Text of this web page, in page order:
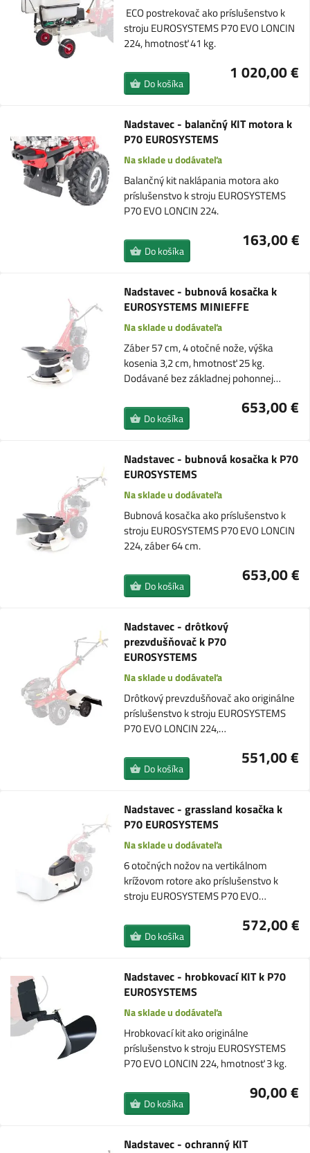
ECO postrekovač ako príslušenstvo k
stroju EUROSYSTEMS P70 EVO LONCIN
224, hmotnosť 41 kg.
1 020,00 €
Do košíka
Nadstavec - balančný KIT motora k
P70 EUROSYSTEMS
Na sklade u dodávateľa
Balančný kit naklápania motora ako
príslušenstvo k stroju EUROSYSTEMS
P70 EVO LONCIN 224.
163,00 €
Do košíka
Nadstavec - bubnová kosačka k
EUROSYSTEMS MINIEFFE
Na sklade u dodávateľa
Záber 57 cm, 4 otočné nože, výška
kosenia 3,2 cm, hmotnosť 25 kg.
Dodávané bez základnej pohonnej…
653,00 €
Do košíka
Nadstavec - bubnová kosačka k P70
EUROSYSTEMS
Na sklade u dodávateľa
Bubnová kosačka ako príslušenstvo k
stroju EUROSYSTEMS P70 EVO LONCIN
224, záber 64 cm.
653,00 €
Do košíka
Nadstavec - drôtkový
prezvdušňovač k P70
EUROSYSTEMS
Na sklade u dodávateľa
Drôtkový prevzdušňovač ako originálne
príslušenstvo k stroju EUROSYSTEMS
P70 EVO LONCIN 224,…
551,00 €
Do košíka
Nadstavec - grassland kosačka k
P70 EUROSYSTEMS
Na sklade u dodávateľa
6 otočných nožov na vertikálnom
krížovom rotore ako príslušenstvo k
stroju EUROSYSTEMS P70 EVO…
572,00 €
Do košíka
Nadstavec - hrobkovací KIT k P70
EUROSYSTEMS
Na sklade u dodávateľa
Hrobkovací kit ako originálne
príslušenstvo k stroju EUROSYSTEMS
P70 EVO LONCIN 224, hmotnosť 3 kg.
90,00 €
Do košíka
Nadstavec - ochranný KIT